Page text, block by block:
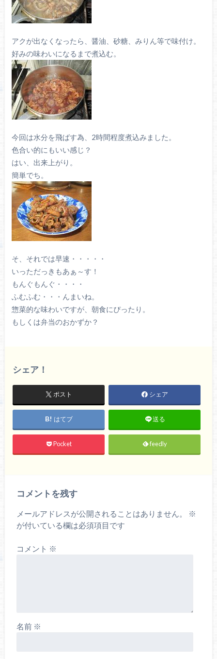
アクが出なくなったら、醤油、砂糖、みりん等で味付け。
好みの味わいになるまで煮込む。
今回は水分を飛ばす為、2時間程度煮込みました。
色合い的にもいい感じ？
はい、出来上がり。
簡単でち。
そ、それでは早速・・・・・
いっただっきもあぁ～す！
もんぐもんぐ・・・・
ふむふむ・・・んまいね。
惣菜的な味わいですが、朝食にぴったり。
もしくは弁当のおかずか？
シェア！
ポスト シェア
はてブ 送る
Pocket feedly
コメントを残す
メールアドレスが公開されることはありません。
※
が付いている欄は必須項目です
コメント ※
名前 ※